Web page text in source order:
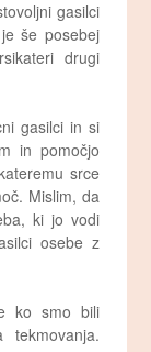
gasilci
še posebej
drugi
gasilci in si
in pomočjo
srce
Mislim, da
ki jo vodi
osebe z
ko smo bili